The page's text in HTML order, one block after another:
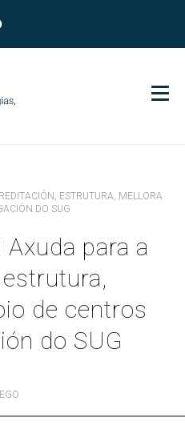
Instagram
ESTRUTURA, MELLORA
DO SUG
para a
de centros
do SUG